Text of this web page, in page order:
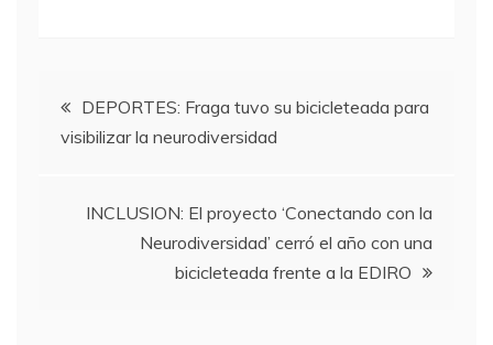
b
o
k
a
m
A
p
Navegación
de
entradas
DEPORTES: Fraga tuvo su bicicleteada para
visibilizar la neurodiversidad
INCLUSION: El proyecto ‘Conectando con la
Neurodiversidad’ cerró el año con una
bicicleteada frente a la EDIRO